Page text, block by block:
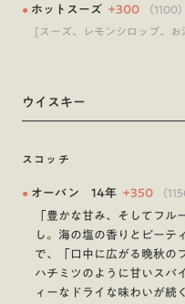
● ホットスーズ +300 （1100）
[スーズ、レモンシロップ、
ウイスキー
スコッチ
● オーバン 14年 +350 （
「豊かな甘み、そしてフル
し。海の塩の香りとピーテ
で、「口中に広がる晩秋の
ハチミツのように甘いスパ
ィーなドライな味わいが続